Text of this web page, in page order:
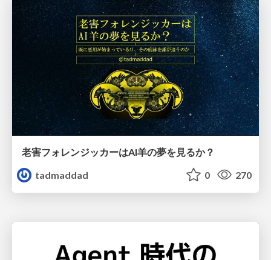
老害フォレンジッカーはAI羊の夢を見るか？
tadmaddad
0 270